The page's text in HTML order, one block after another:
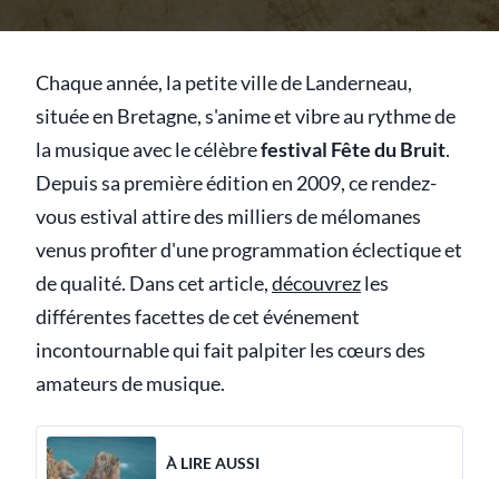
Chaque année, la petite ville de Landerneau,
située en Bretagne, s'anime et vibre au rythme de
la musique avec le célèbrefestival Fête du Bruit.
Depuis sa première édition en 2009, ce rendez-
vous estival attire des milliers de mélomanes
venus profiter d'une programmation éclectique et
de qualité. Dans cet article,découvrezles
différentes facettes de cet événement
incontournable qui fait palpiter les cœurs des
amateurs de musique.
À LIRE AUSSI